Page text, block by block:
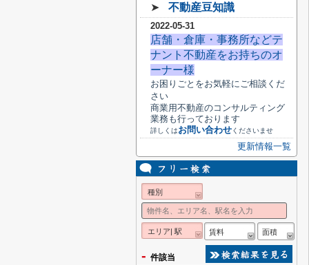
➤ 不動産豆知識
2022-05-31
店舗・倉庫・事務所などテ
ナント不動産をお持ちのオ
ーナー様
お困りごとをお気軽にご相談くだ
さい
商業用不動産のコンサルティング
業務も行っております
詳しくはお問い合わせくださいませ
更新情報一覧
種別
エリア| 駅 賃料 面積
- 件該当